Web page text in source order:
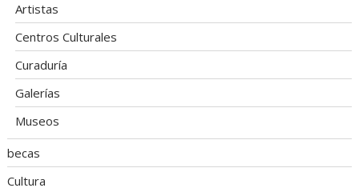
Artistas
Centros Culturales
Curaduría
Galerías
Museos
becas
Cultura